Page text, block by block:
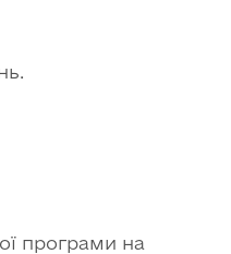
програми на